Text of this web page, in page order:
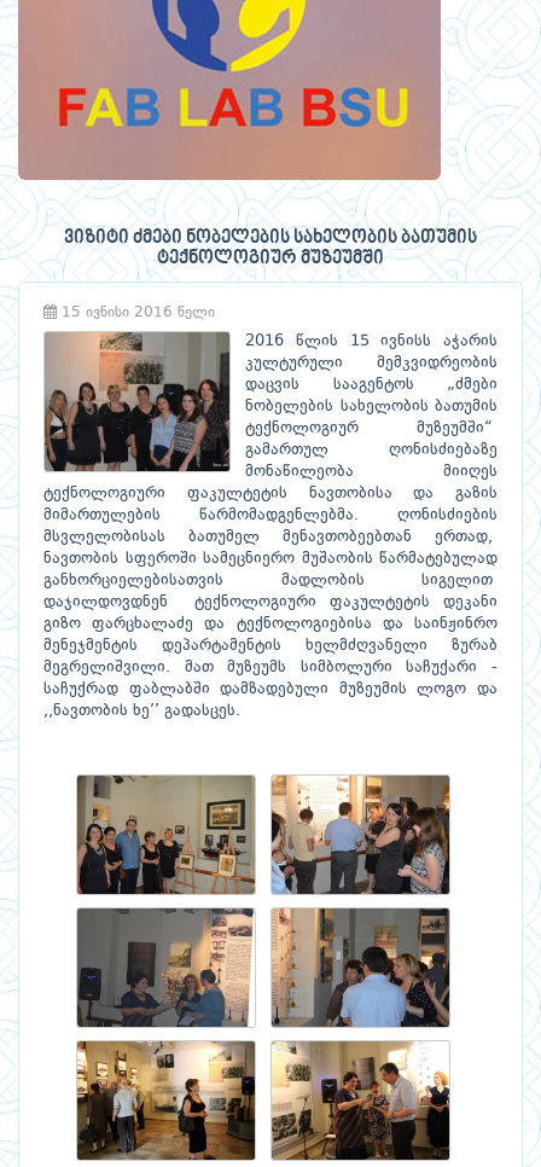
ვიზიტი ძმები ნობელების სახელობის ბათუმის
ტექნოლოგიურ მუზეუმში
15 ივნისი 2016 წელი
2016 წლის 15 ივნისს აჭარის
კულტურული მემკვიდრეობის
დაცვის სააგენტოს „ძმები
ნობელების სახელობის ბათუმის
ტექნოლოგიურ მუზეუმში“
გამართულ ღონისძიებაზე
მონაწილეობა მიიღეს
ტექნოლოგიური ფაკულტეტის ნავთობისა და გაზის
მიმართულების წარმომადგენლებმა. ღონისძიების
მსვლელობისას ბათუმელ მენავთობეებთან ერთად,
ნავთობის სფეროში სამეცნიერო მუშაობის წარმატებულად
განხორციელებისათვის მადლობის სიგელით
დაჯილდოვდნენ ტექნოლოგიური ფაკულტეტის დეკანი
გიზო ფარცხალაძე და ტექნოლოგიებისა და საინჟინრო
მენეჯმენტის დეპარტამენტის ხელმძღვანელი ზურაბ
მეგრელიშვილი. მათ მუზეუმს სიმბოლური საჩუქარი -
საჩუქრად ფაბლაბში დამზადებული მუზეუმის ლოგო და
,,ნავთობის ხე’’ გადასცეს.